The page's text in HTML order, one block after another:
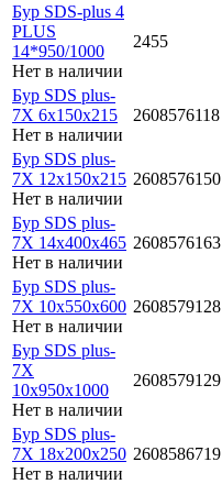
Бур SDS-plus 4
PLUS
14*950/1000
Нет в наличии
2455
Бур SDS plus-
7X 6x150x215
Нет в наличии
2608576118
Бур SDS plus-
7X 12x150x215
Нет в наличии
2608576150
Бур SDS plus-
7X 14x400x465
Нет в наличии
2608576163
Бур SDS plus-
7X 10x550x600
Нет в наличии
2608579128
Бур SDS plus-
7X
10x950x1000
Нет в наличии
2608579129
Бур SDS plus-
7X 18x200x250
Нет в наличии
2608586719